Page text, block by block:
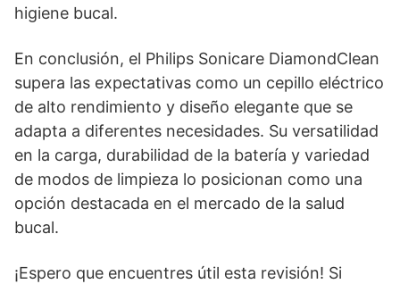
higiene bucal.
En conclusión, el Philips Sonicare DiamondClean
supera las expectativas como un cepillo eléctrico
de alto rendimiento y diseño elegante que se
adapta a diferentes necesidades. Su versatilidad
en la carga, durabilidad de la batería y variedad
de modos de limpieza lo posicionan como una
opción destacada en el mercado de la salud
bucal.
¡Espero que encuentres útil esta revisión! Si